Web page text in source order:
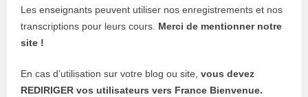
Les enseignants peuvent utiliser nos enregistrements et nos
transcriptions pour leurs cours. Merci de mentionner notre
site !
En cas d’utilisation sur votre blog ou site,vous devez
REDIRIGER vos utilisateurs vers France Bienvenue.